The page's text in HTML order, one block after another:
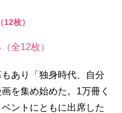
枚）
全12枚）
あり「独身時代、自分
を集め始めた。1万冊く
ントにともに出席した